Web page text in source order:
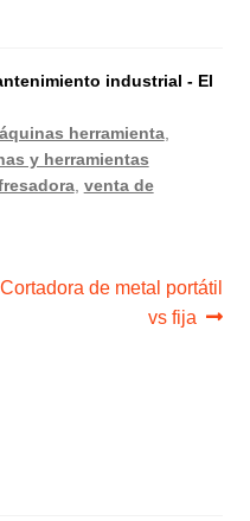
industrial - El
herramienta,
y herramientas
, venta de
Siguiente:
Cortadora de metal portátil
vs fija